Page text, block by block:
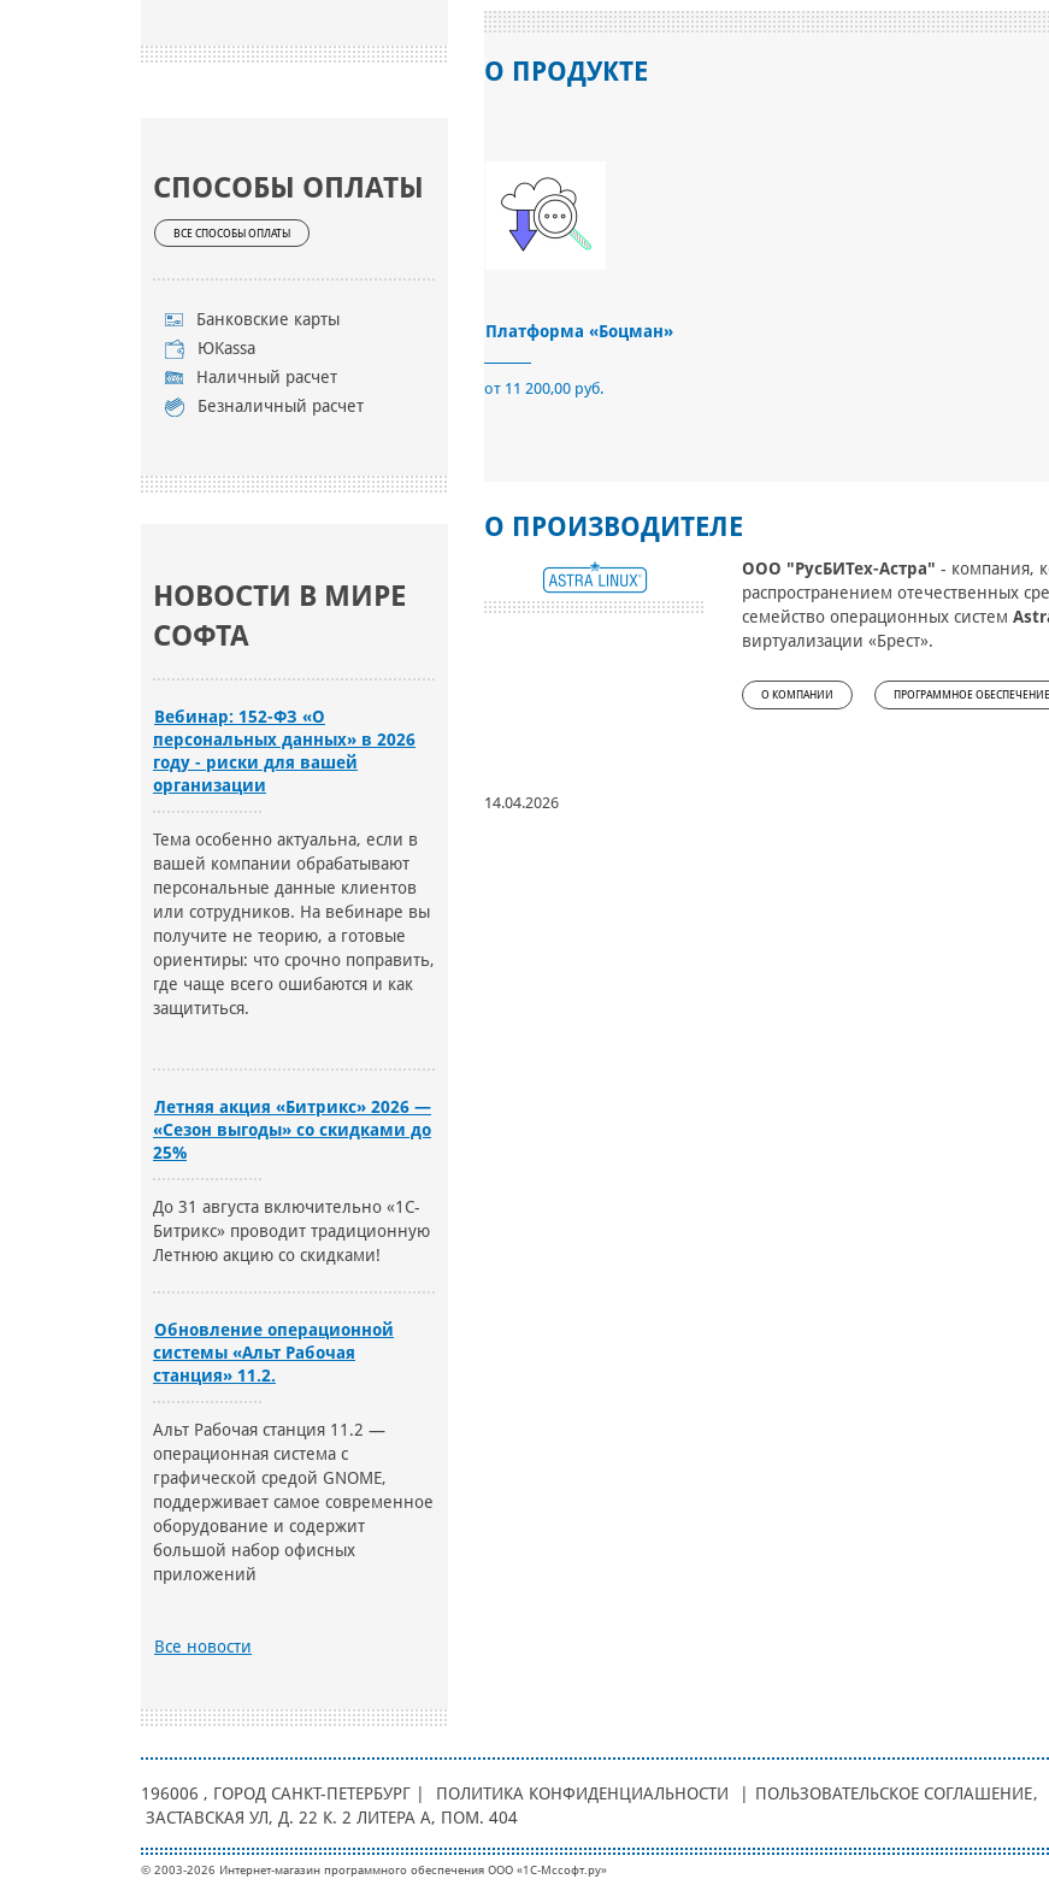
СПОСОБЫ ОПЛАТЫ
ВСЕ СПОСОБЫ ОПЛАТЫ
Банковские карты
ЮKassa
Наличный расчет
Безналичный расчет
НОВОСТИ В МИРЕ
СОФТА
Вебинар: 152-ФЗ «О
персональных данных» в 2026
году - риски для вашей
организации
Тема особенно актуальна, если в
вашей компании обрабатывают
персональные данные клиентов
или сотрудников. На вебинаре вы
получите не теорию, а готовые
ориентиры: что срочно поправить,
где чаще всего ошибаются и как
защититься.
Летняя акция «Битрикс» 2026 —
«Сезон выгоды» со скидками до
25%
До 31 августа включительно «1С-
Битрикс» проводит традиционную
Летнюю акцию со скидками!
Обновление операционной
системы «Альт Рабочая
станция» 11.2.
Альт Рабочая станция 11.2 —
операционная система с
графической средой GNOME,
поддерживает самое современное
оборудование и содержит
большой набор офисных
приложений
Все новости
О ПРОДУКТЕ
Платформа «Боцман»
от 11 200,00 руб.
О ПРОИЗВОДИТЕЛЕ
ООО "РусБИТех-Астра" - компания,
распространением отечественных
семейство операционных систем
виртуализации «Брест».
О КОМПАНИИ ПРОГРАММНОЕ ОБЕСПЕЧЕНИЕ
14.04.2026
196006 , ГОРОД САНКТ-ПЕТЕРБУРГ | ПОЛИТИКА КОНФИДЕНЦИАЛЬНОСТИ ПОЛЬЗОВАТЕЛЬСКОЕ СОГЛАШЕНИЕ,
ЗАСТАВСКАЯ УЛ, Д. 22 К. 2 ЛИТЕРА А, ПОМ. 404
© 2003-2026 Интернет-магазин программного обеспечения ООО «1С-Мcсофт.ру»